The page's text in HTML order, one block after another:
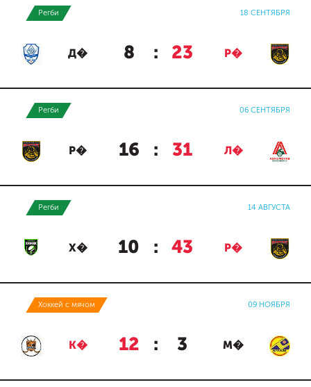
Регби 18 СЕНТЯБРЯ
Д� 8 : 23 Р�
Регби 06 СЕНТЯБРЯ
Р� 16 : 31 Л�
Регби 14 АВГУСТА
Х� 10 : 43 Р�
Хоккей с мячом 09 НОЯБРЯ
К� 12 : 3 М�